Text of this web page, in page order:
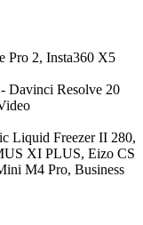
Pro 2, Insta360 X5
Davinci Resolve 20
Liquid Freezer II 280,
XI PLUS, Eizo CS
M4 Pro, Business